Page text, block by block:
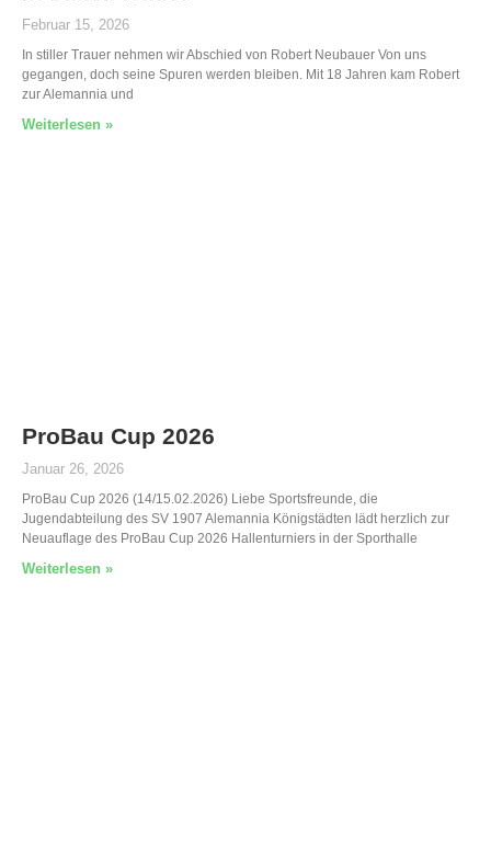
Februar 15, 2026
In stiller Trauer nehmen wir Abschied von Robert Neubauer Von uns
gegangen, doch seine Spuren werden bleiben. Mit 18 Jahren kam Robert
zur Alemannia und
Weiterlesen »
ProBau Cup 2026
Januar 26, 2026
ProBau Cup 2026 (14/15.02.2026) Liebe Sportsfreunde, die
Jugendabteilung des SV 1907 Alemannia Königstädten lädt herzlich zur
Neuauflage des ProBau Cup 2026 Hallenturniers in der Sporthalle
Weiterlesen »